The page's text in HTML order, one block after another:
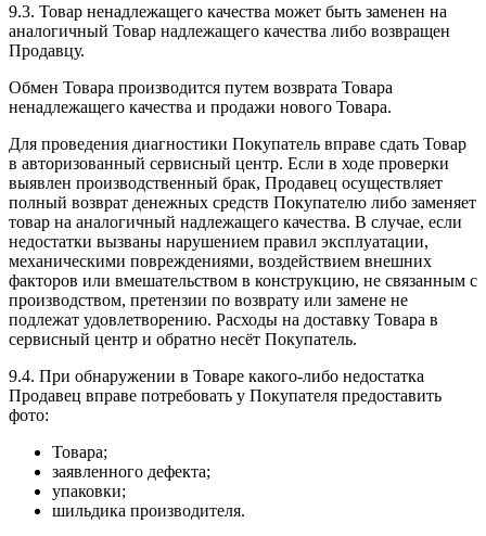
9.3. Товар ненадлежащего качества может быть заменен на
аналогичный Товар надлежащего качества либо возвращен
Продавцу.
Обмен Товара производится путем возврата Товара
ненадлежащего качества и продажи нового Товара.
Для проведения диагностики Покупатель вправе сдать Товар
в авторизованный сервисный центр. Если в ходе проверки
выявлен производственный брак, Продавец осуществляет
полный возврат денежных средств Покупателю либо заменяет
товар на аналогичный надлежащего качества. В случае, если
недостатки вызваны нарушением правил эксплуатации,
механическими повреждениями, воздействием внешних
факторов или вмешательством в конструкцию, не связанным с
производством, претензии по возврату или замене не
подлежат удовлетворению. Расходы на доставку Товара в
сервисный центр и обратно несёт Покупатель.
9.4. При обнаружении в Товаре какого-либо недостатка
Продавец вправе потребовать у Покупателя предоставить
фото:
Товара;
заявленного дефекта;
упаковки;
шильдика производителя.